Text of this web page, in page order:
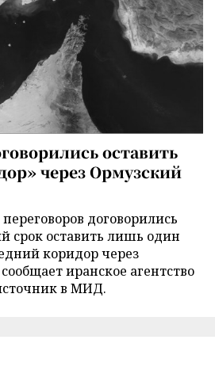
оставить
через Ормузский
договорились
срок оставить лишь один
коридор через
иранское агентство
в МИД.